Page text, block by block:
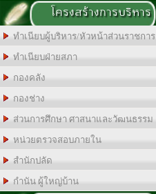
โครงสร้างการบริหาร
ทำเนียบผู้บริหาร/หัวหน้าส่วนราชการ
ทำเนียบฝ่ายสภา
กองคลัง
กองช่าง
ส่วนการศึกษา ศาสนาและวัฒนธรรม
หน่วยตรวจสอบภายใน
สำนักปลัด
กำนัน ผู้ใหญ่บ้าน